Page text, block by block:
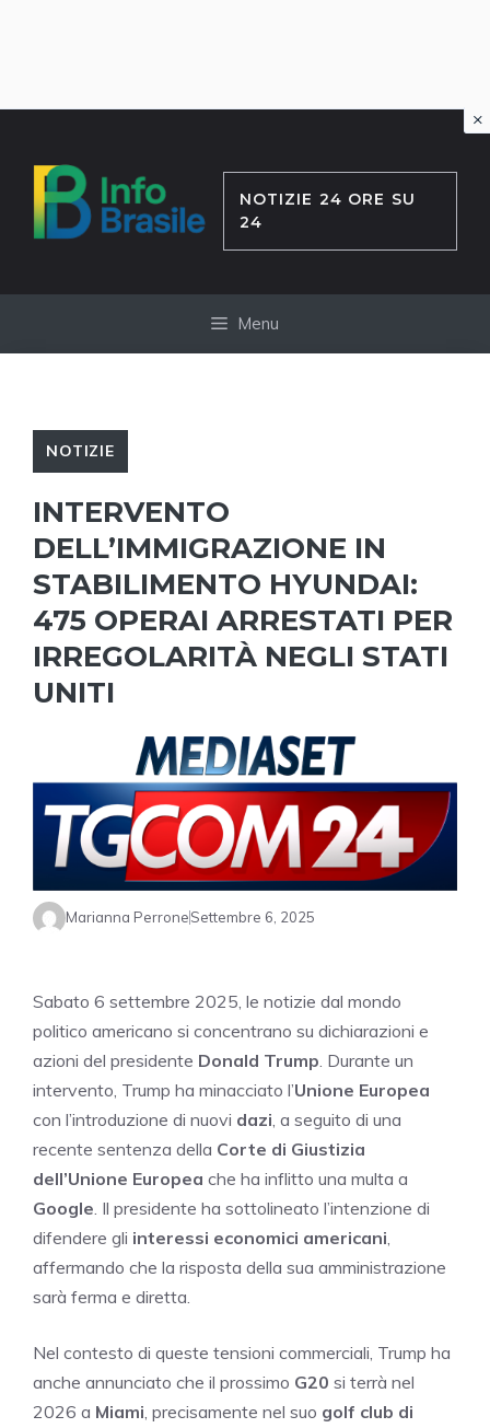
contenuto
NOTIZIE 24 ORE SU
24
Menu
NOTIZIE
INTERVENTO
DELL’IMMIGRAZIONE IN
STABILIMENTO HYUNDAI:
475 OPERAI ARRESTATI PER
IRREGOLARITÀ NEGLI STATI
UNITI
Marianna PerroneSettembre 6, 2025
Sabato 6 settembre 2025, le notizie dal mondo
politico americano si concentrano su dichiarazioni e
azioni del presidente Donald Trump . Durante un
intervento, Trump ha minacciato l’Unione Europea
con l’introduzione di nuovi dazi , a seguito di una
recente sentenza della Corte di Giustizia
dell’Unione Europea che ha inflitto una multa a
Google . Il presidente ha sottolineato l’intenzione di
difendere gli interessi economici americani
affermando che la risposta della sua amministrazione
sarà ferma e diretta.
Nel contesto di queste tensioni commerciali, Trump ha
anche annunciato che il prossimo G20 si terrà nel
2026 a Miami , precisamente nel suo golf club di
×